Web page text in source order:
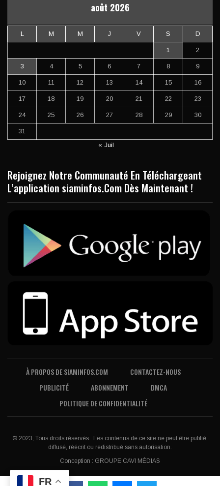
août 2026
L M M J V S D
1 2
3 4 5 6 7 8 9
10 11 12 13 14 15 16
17 18 19 20 21 22 23
24 25 26 27 28 29 30
31
« Juil
Rejoignez Notre Communauté En Téléchargeant
L’application siaminfos.Com Dès Maintenant !
À PROPOS DE SIAMINFOS.COM
CONTACTEZ-NOUS
PUBLICITÉ
ABONNEMENT
DMCA
POLITIQUE DE CONFIDENTIALITÉ
© 2023, Tous droits réservés . Les contenus de ce site ne peut être publié,
diffusé, réécrit ou redistribué sans autorisation.
Conception : GROUPE CAVI MÉDIAS
FR